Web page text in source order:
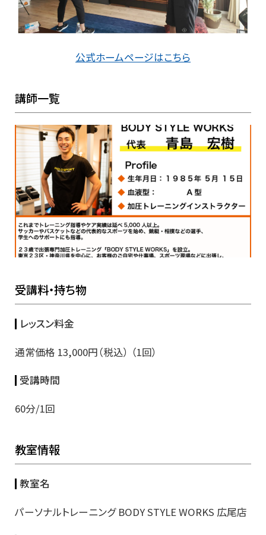
公式ホームページはこちら
講師一覧
受講料・持ち物
レッスン料金
通常価格 13,000円（税込） （1回）
受講時間
60分/1回
教室情報
教室名
パーソナルトレーニング BODY STYLE WORKS 広尾店